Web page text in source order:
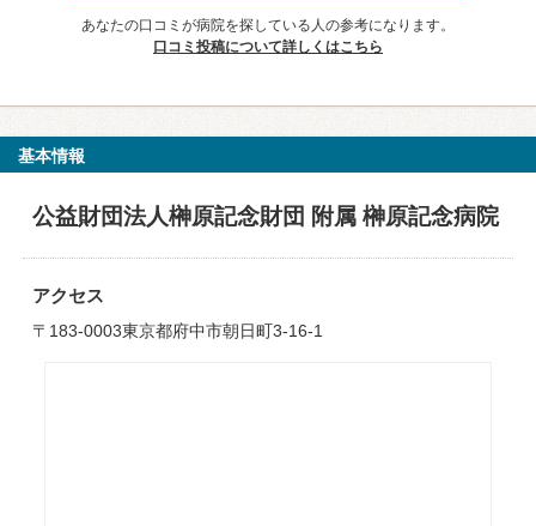
あなたの口コミが病院を探している人の参考になります。
口コミ投稿について詳しくはこちら
基本情報
公益財団法人榊原記念財団 附属 榊原記念病院
アクセス
〒183-0003東京都府中市朝日町3-16-1